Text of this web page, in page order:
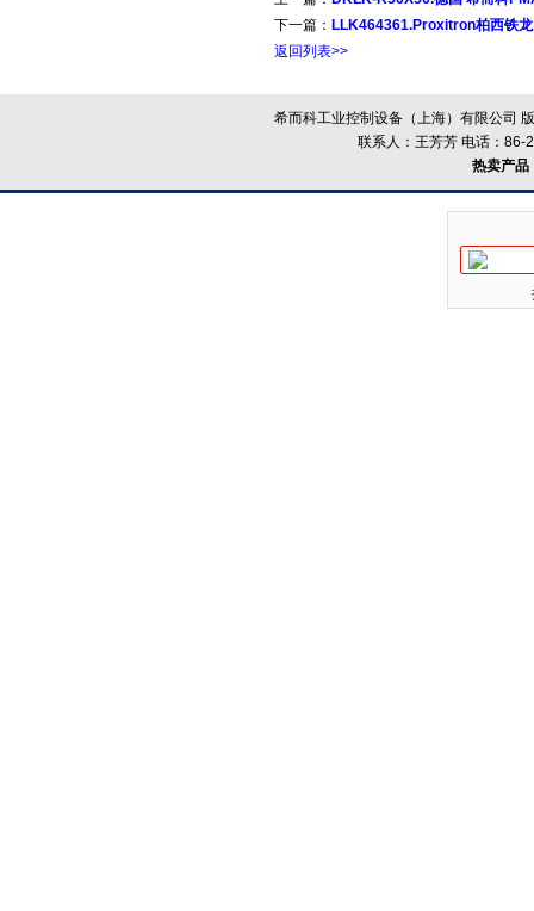
下一篇： LLK464361.Proxitron柏西铁
返回列表>>
希而科工业控制设备（上海）有限公司
联系人：王芳芳 电话：
热卖产品